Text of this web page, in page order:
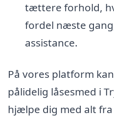
tættere forhold,
fordel næste
assistance.
På vores platform
pålidelig låsesmed i
hjælpe dig med alt